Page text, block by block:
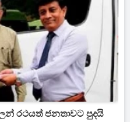
රථයත් ජනතාවට පුදයි